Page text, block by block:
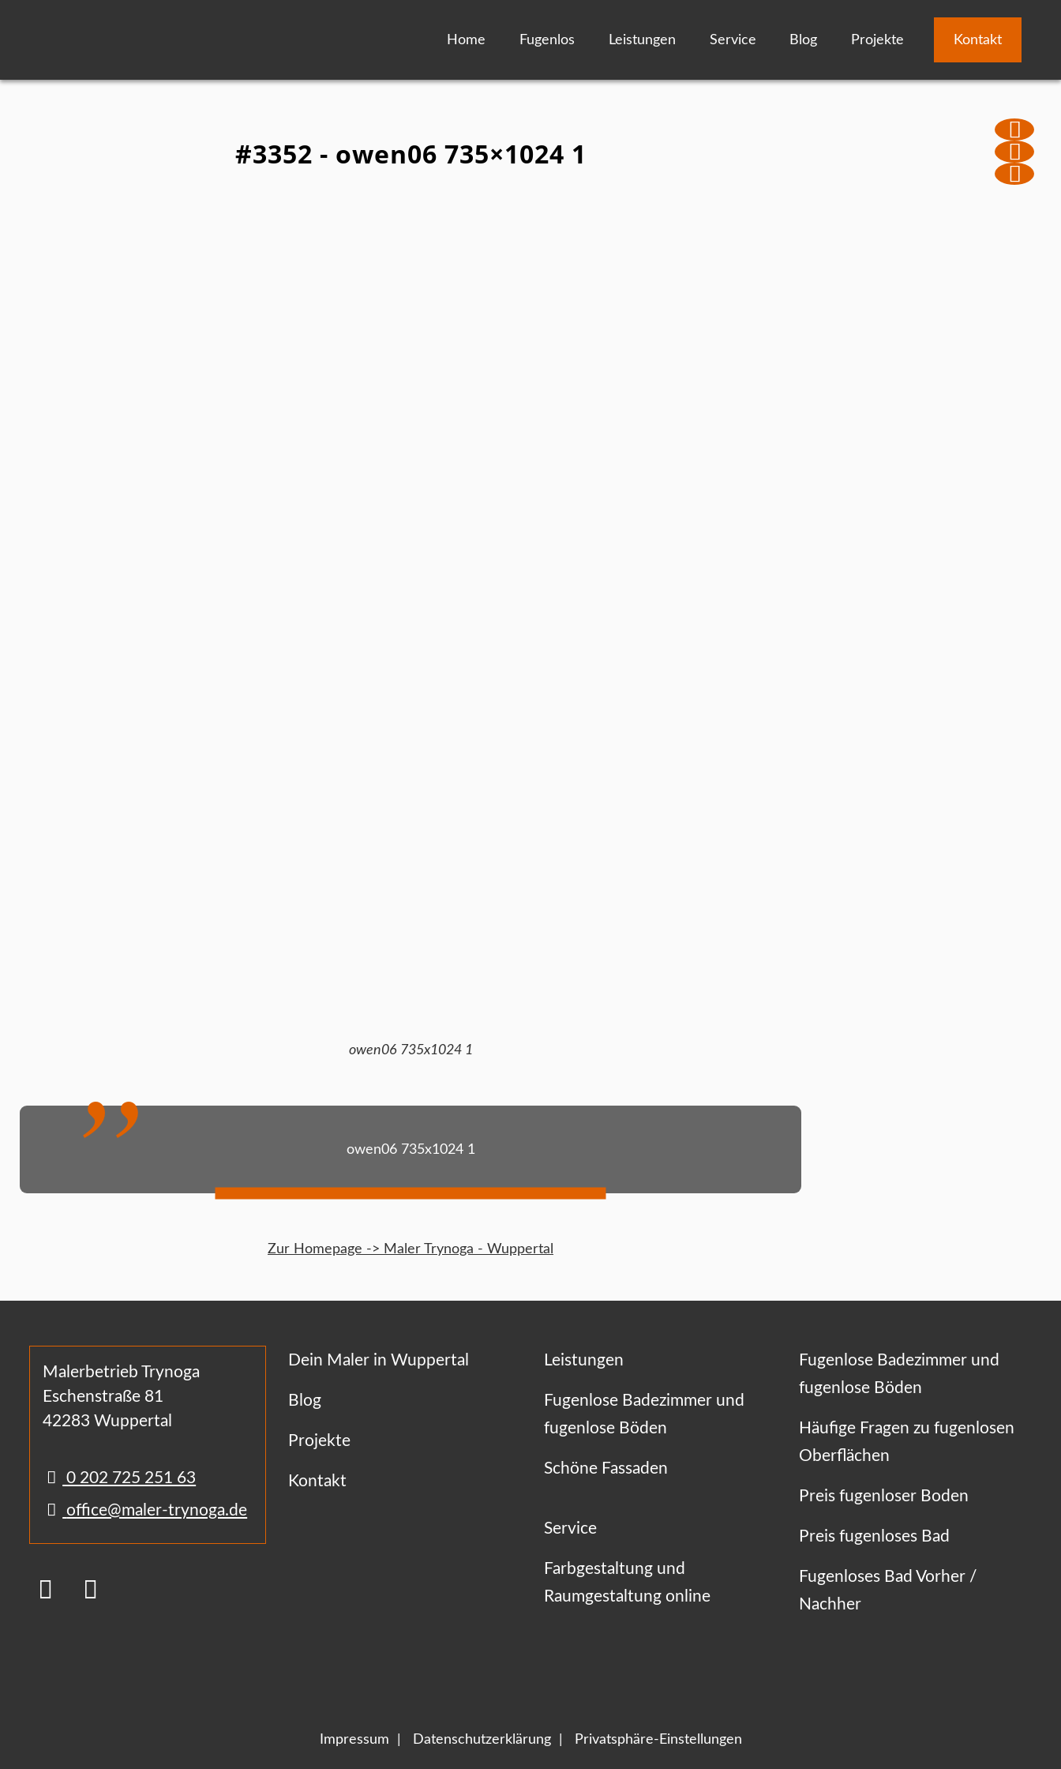
Home Fugenlos Leistungen Service Blog Projekte Kontakt
#3352 - owen06 735×1024 1
owen06 735x1024 1
owen06 735x1024 1
Zur Homepage -> Maler Trynoga - Wuppertal
Malerbetrieb Trynoga
Eschenstraße 81
42283 Wuppertal
0 202 725 251 63
office@maler-trynoga.de
Dein Maler in Wuppertal
Blog
Projekte
Kontakt
Leistungen
Fugenlose Badezimmer und
fugenlose Böden
Schöne Fassaden
Service
Farbgestaltung und
Raumgestaltung online
Fugenlose Badezimmer und
fugenlose Böden
Häufige Fragen zu fugenlosen
Oberflächen
Preis fugenloser Boden
Preis fugenloses Bad
Fugenloses Bad Vorher /
Nachher
Impressum Datenschutzerklärung Privatsphäre-Einstellungen